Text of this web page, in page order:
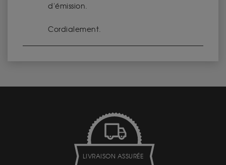
d'émission.
Cordialement.
LIVRAISON ASSURÉE